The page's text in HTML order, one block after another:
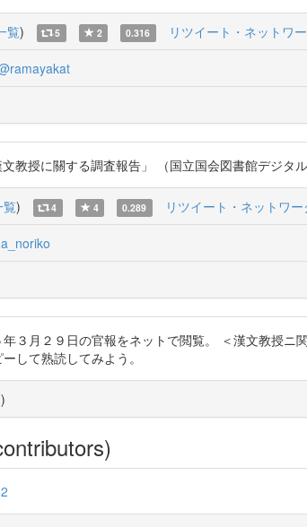
覧) 5 2 0.316 リツイート・ネットワ
教授に關する調査報告」 （国立国会図書館デジタ
覧) 4 4 0.289 リツイート・ネットワ
３月２９日の官報をネットで閲覧。 ＜漢文教授
して熟読してみよう。
)